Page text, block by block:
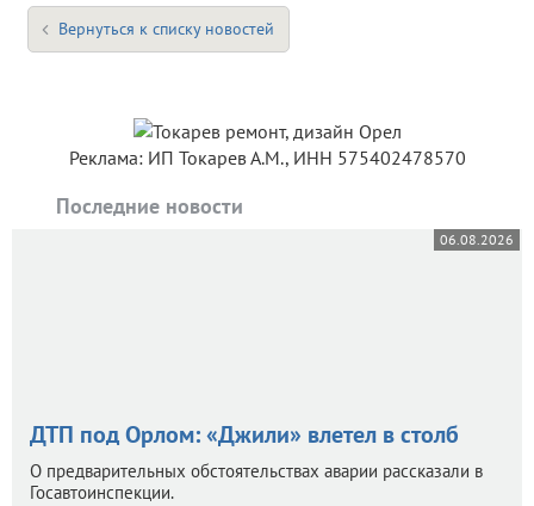
Вернуться к списку новостей
Реклама: ИП Токарев А.М., ИНН 575402478570
Последние новости
06.08.2026
ДТП под Орлом: «Джили» влетел в столб
О предварительных обстоятельствах аварии рассказали в
Госавтоинспекции.